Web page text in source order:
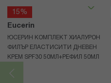
15%
Eucerin
ЮСЕРИН КОМПЛЕКТ ХИАЛУРОН
ФИЛЪР ЕЛАСТИСИТИ ДНЕВЕН
КРЕМ SPF30 50МЛ+РЕФИЛ 50МЛ